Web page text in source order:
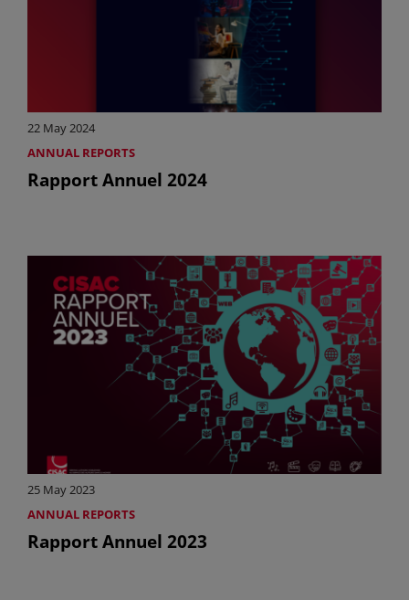
22 May 2024
ANNUAL REPORTS
Rapport Annuel 2024
25 May 2023
ANNUAL REPORTS
Rapport Annuel 2023